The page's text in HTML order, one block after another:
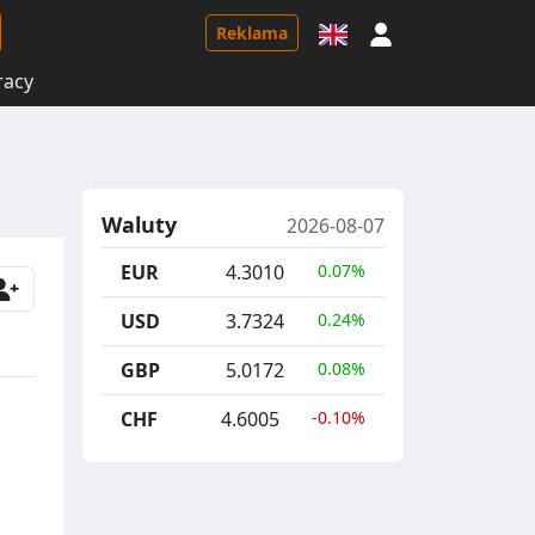
Reklama
Waluty
2026-08-07
EUR
4.3010 0.07%
USD 3.7324 0.24%
GBP 5.0172 0.08%
CHF 4.6005 -0.10%